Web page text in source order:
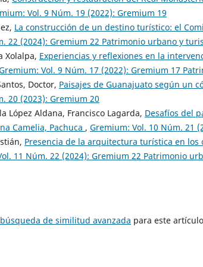
Vol. 9 Núm. 19 (2022): Gremium 19
La construcción de un destino turístico: el
22 (2024): Gremium 22 Patrimonio urbano y
Xolalpa, Experiencias y reflexiones en la
Vol. 9 Núm. 17 (2022): Gremium 17
Doctor, Paisajes de Guanajuato según un
20 (2023): Gremium 20
López Aldana, Francisco Lagarda, Desafíos del
Camelia, Pachuca , Gremium: Vol. 10 Núm. 21
Presencia de la arquitectura turística en
11 Núm. 22 (2024): Gremium 22 Patrimonio
de similitud avanzada para este